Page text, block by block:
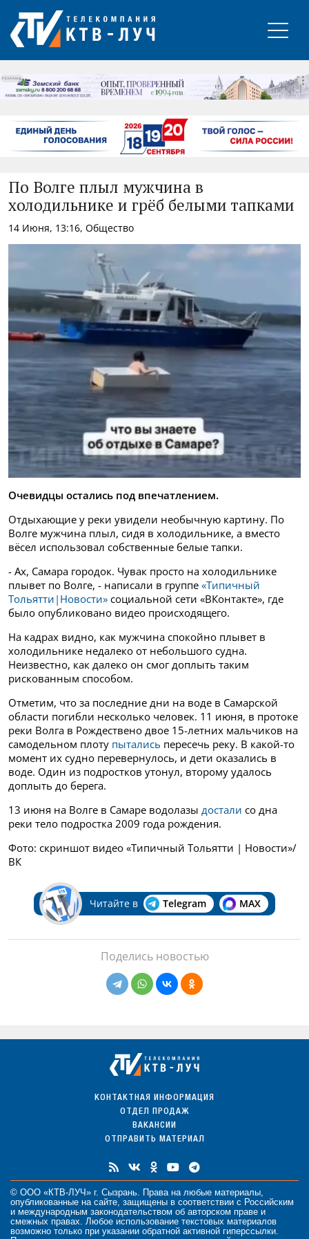
РЕКЛАМА
По Волге плыл мужчина в
холодильнике и грёб белыми тапками
14 Июня, 13:16, Общество
Очевидцы остались под впечатлением.
Отдыхающие у реки увидели необычную картину. По
Волге мужчина плыл, сидя в холодильнике, а вместо
вёсел использовал собственные белые тапки.
- Ах, Самара городок. Чувак просто на холодильнике
плывет по Волге, - написали в группе «Типичный
Тольятти|Новости» социальной сети «ВКонтакте», где
было опубликовано видео происходящего.
На кадрах видно, как мужчина спокойно плывет в
холодильнике недалеко от небольшого судна.
Неизвестно, как далеко он смог доплыть таким
рискованным способом.
Отметим, что за последние дни на воде в Самарской
области погибли несколько человек. 11 июня, в протоке
реки Волга в Рождествено двое 15-летних мальчиков на
самодельном плоту пытались пересечь реку. В какой-то
момент их судно перевернулось, и дети оказались в
воде. Один из подростков утонул, второму удалось
доплыть до берега.
13 июня на Волге в Самаре водолазы достали со дна
реки тело подростка 2009 года рождения.
Фото: скриншот видео «Типичный Тольятти | Новости»/
ВК
Читайте в Telegram MAX
Поделись новостью
КОНТАКТНАЯ ИНФОРМАЦИЯ
ОТДЕЛ ПРОДАЖ
ВАКАНСИИ
ОТПРАВИТЬ МАТЕРИАЛ
© ООО «КТВ-ЛУЧ» г. Сызрань. Права на любые материалы
опубликованные на сайте, защищены в соответствии с Российским
и международным законодательством об авторском праве и
смежных правах. Любое использование текстовых материалов
возможно только при указании обратной активной гиперссылки.